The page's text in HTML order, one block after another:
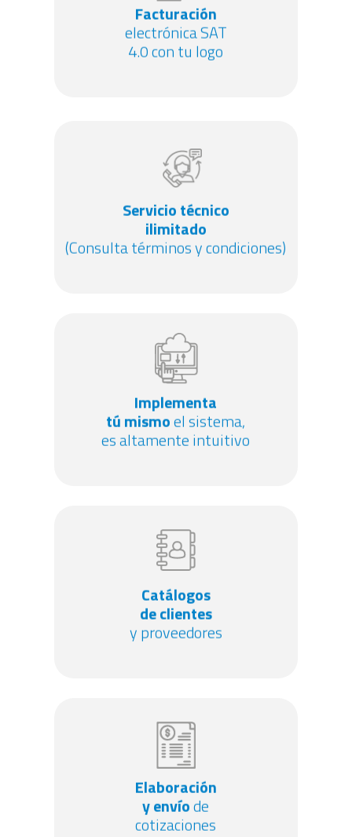
Facturación
electrónica SAT
4.0 con tu logo
Facturación
electrónica SAT
4.0 con tu logo
Servicio técnico
ilimitado
(Consulta términos y condiciones)
Servicio técnico
ilimitado
(Consulta términos y condiciones)
Implementa
tú mismoel sistema,
es altamente intuitivo
Implementa
tú mismo
el sistema,
es altamente intuitivo
Catálogos
de clientes
y proveedores
Catálogos
de clientes
y proveedores
Elaboración
y envíode
cotizaciones
Elaboración
y envío
de
cotizaciones